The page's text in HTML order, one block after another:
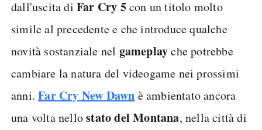
dall'uscita di Far Cry 5con un titolo molto
simile al precedente e che introduce qualche
novità sostanziale nel gameplayche potrebbe
cambiare la natura del videogame nei prossimi
anni.Far Cry New Dawn è ambientato ancora
una volta nellostato del Montana, nella città di